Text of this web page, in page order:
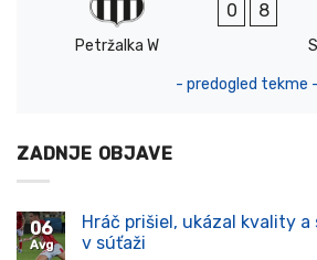
Petržalka W
0 8
- predogled tekme -
ZADNJE OBJAVE
06
Avg
Hráč prišiel, ukázal kvality
v súťaži